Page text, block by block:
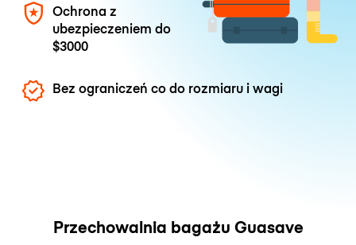
Ochrona z
ubezpieczeniem do
$3000
Bez ograniczeń co do rozmiaru i wagi
Przechowalnia bagażu Guasave